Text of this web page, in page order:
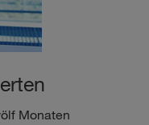
Monaten